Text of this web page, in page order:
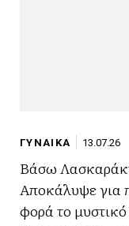
ΓΥΝΑΙΚΑ 13.07.26
Βάσω
Αποκάλυψε για
φορά το